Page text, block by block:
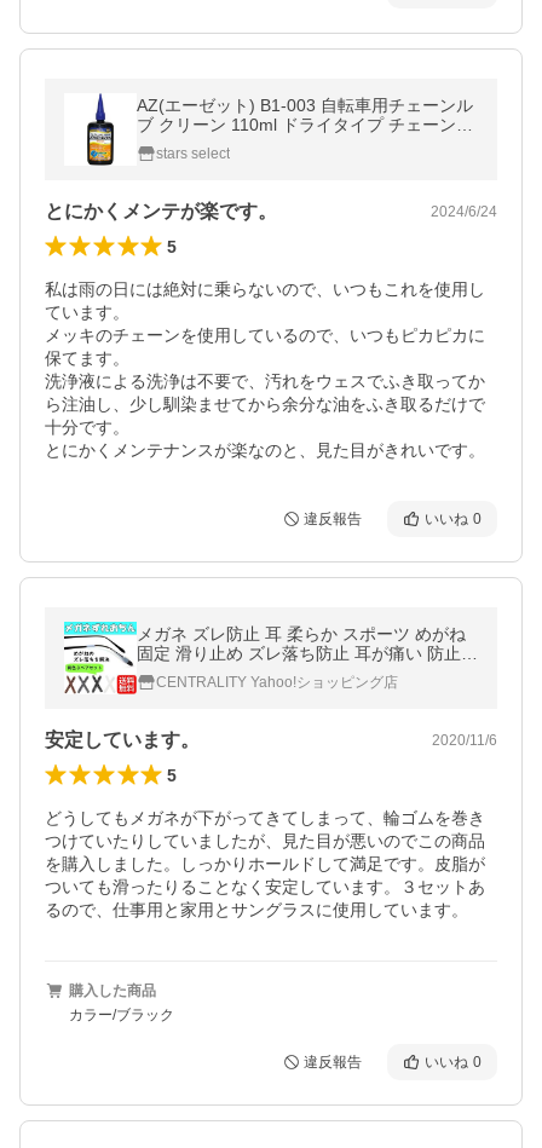
AZ(エーゼット) B1-003 自転車用チェーンル
ブ クリーン 110ml ドライタイプ チェーンオ
イル チェーン潤滑剤 チェーン 油 C
stars select
とにかくメンテが楽です。 2024/6/24
5
私は雨の日には絶対に乗らないので、いつもこれを使用し
ています。
メッキのチェーンを使用しているので、いつもピカピカに
保てます。
洗浄液による洗浄は不要で、汚れをウェスでふき取ってか
ら注油し、少し馴染ませてから余分な油をふき取るだけで
十分です。
とにかくメンテナンスが楽なのと、見た目がきれいです。
違反報告 いいね 0
メガネ ズレ防止 耳 柔らか スポーツ めがね
固定 滑り止め ズレ落ち防止 耳が痛い 防止
耳あて めがねズレ防止グッズ めがねずれお
ちん 3ペア
CENTRALITY Yahoo!ショッピング店
安定しています。 2020/11/6
5
どうしてもメガネが下がってきてしまって、輪ゴムを巻き
つけていたりしていましたが、見た目が悪いのでこの商品
を購入しました。しっかりホールドして満足です。皮脂が
ついても滑ったりることなく安定しています。３セットあ
るので、仕事用と家用とサングラスに使用しています。
購入した商品
カラー/ブラック
違反報告 いいね 0